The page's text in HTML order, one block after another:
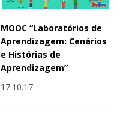
MOOC “Laboratórios de
Aprendizagem: Cenários
e Histórias de
Aprendizagem”
17.10.17